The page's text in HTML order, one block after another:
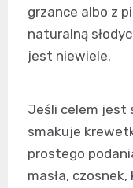
grzance albo z
naturalną
jest niewiele.
Jeśli celem jest
smakuje
prostego
masła,